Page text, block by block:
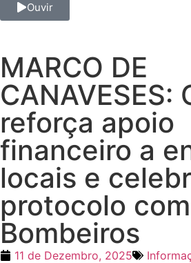
Ouvir
MARCO DE
CANAVESES:
reforça apoio
financeiro a
locais e
protocolo com
Bombeiros
11 de Dezembro, 2025